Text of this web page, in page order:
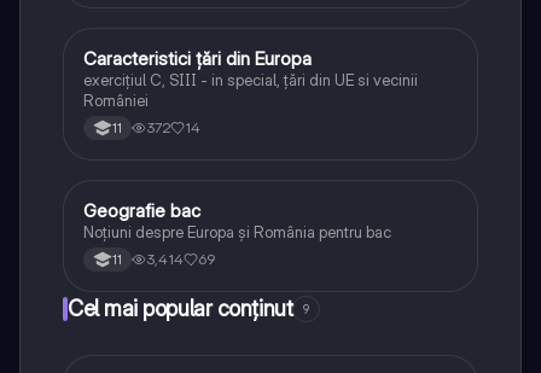
Geografie
Caracteristici țări din Europa
exercițiul C, SIII - in special, țări din UE si vecinii
României
11 372 14
Geografie
Geografie bac
Noțiuni despre Europa și România pentru bac
11 3,414 69
Cel mai popular conținut 9